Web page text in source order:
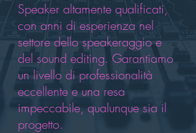
​Speaker altamente qualificati,
con anni di esperienza nel
settore dello speakeraggio e
del sound editing. Garantiamo
un livello di professionalità
eccellente e una resa
impeccabile, qualunque sia il
progetto.